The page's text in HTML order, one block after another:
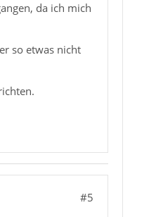
da ich mich
so etwas nicht
#5